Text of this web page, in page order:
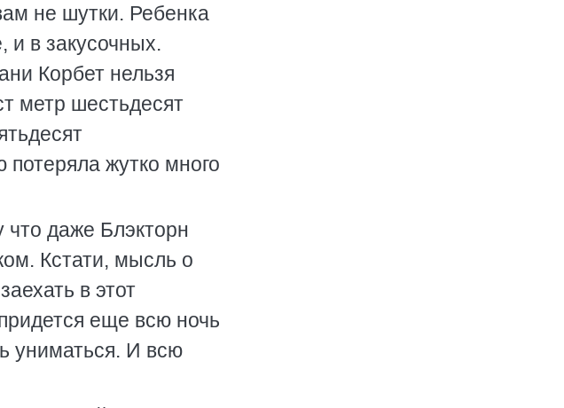
не шутки. Ребенка
и в закусочных.
Корбет нельзя
метр шестьдесят
жутко много
что даже Блэкторн
Кстати, мысль о
в этот
еще всю ночь
униматься. И всю